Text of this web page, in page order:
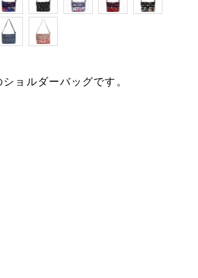
ョルダーバッグです。